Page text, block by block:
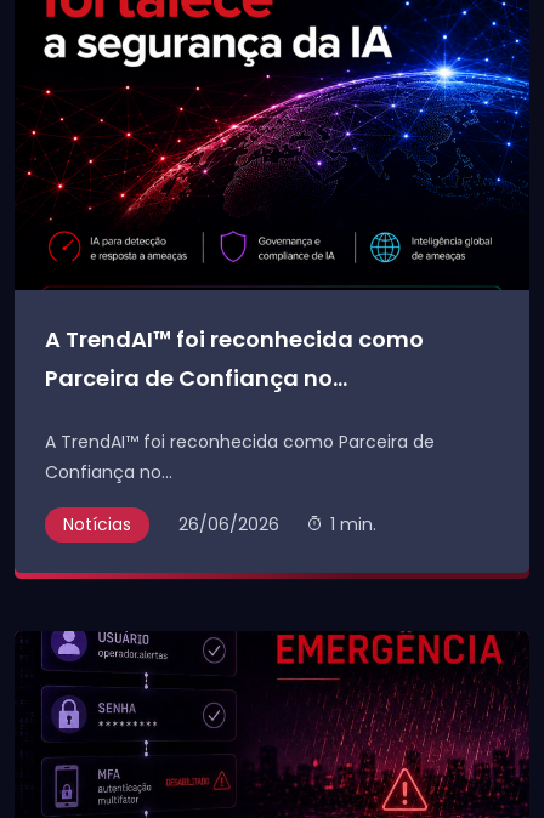
A TrendAI™ foi reconhecida como
Parceira de Confiança no...
A TrendAI™ foi reconhecida como Parceira de
Confiança no...
Notícias 26/06/2026 1 min.